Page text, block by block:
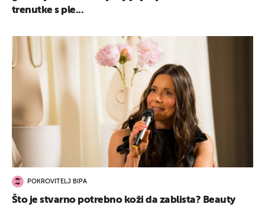
trenutke s ple...
POKROVITELJ BIPA
Što je stvarno potrebno koži da zablista? Beauty